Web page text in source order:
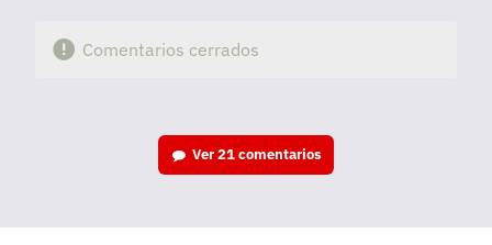
Comentarios cerrados
Ver21 comentarios